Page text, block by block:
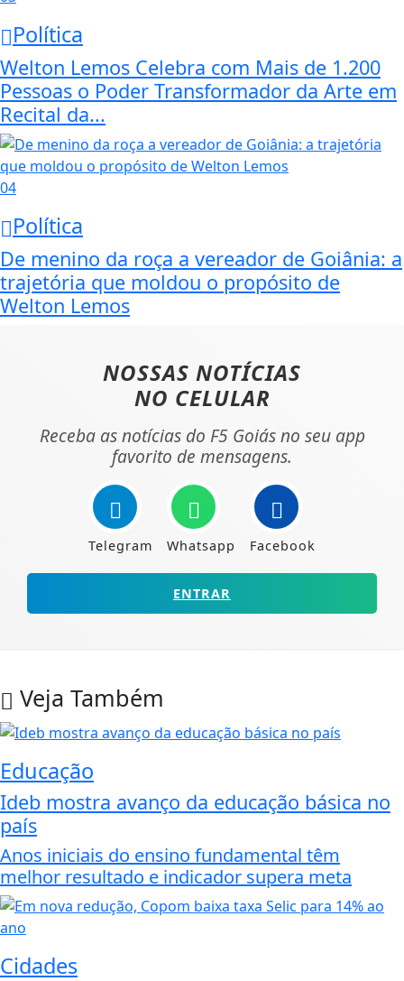
Política
Welton Lemos Celebra com Mais de 1.200
Pessoas o Poder Transformador da Arte em
Recital da...
04
Política
De menino da roça a vereador de Goiânia: a
trajetória que moldou o propósito de
Welton Lemos
NOSSAS NOTÍCIAS
NO CELULAR
Receba as notícias do F5 Goiás no seu app
favorito de mensagens.
Telegram Whatsapp Facebook
ENTRAR
Veja Também
Educação
Ideb mostra avanço da educação básica no
país
Anos iniciais do ensino fundamental têm
melhor resultado e indicador supera meta
Cidades